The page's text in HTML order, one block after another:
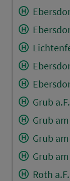
Grub
Grub
Grub
Grub
Roth